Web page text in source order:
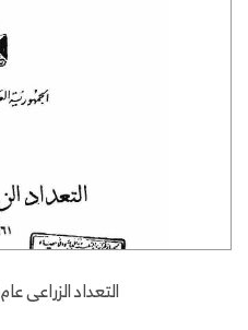
التعداد الزراعى عام 1961 الجزء الثالث